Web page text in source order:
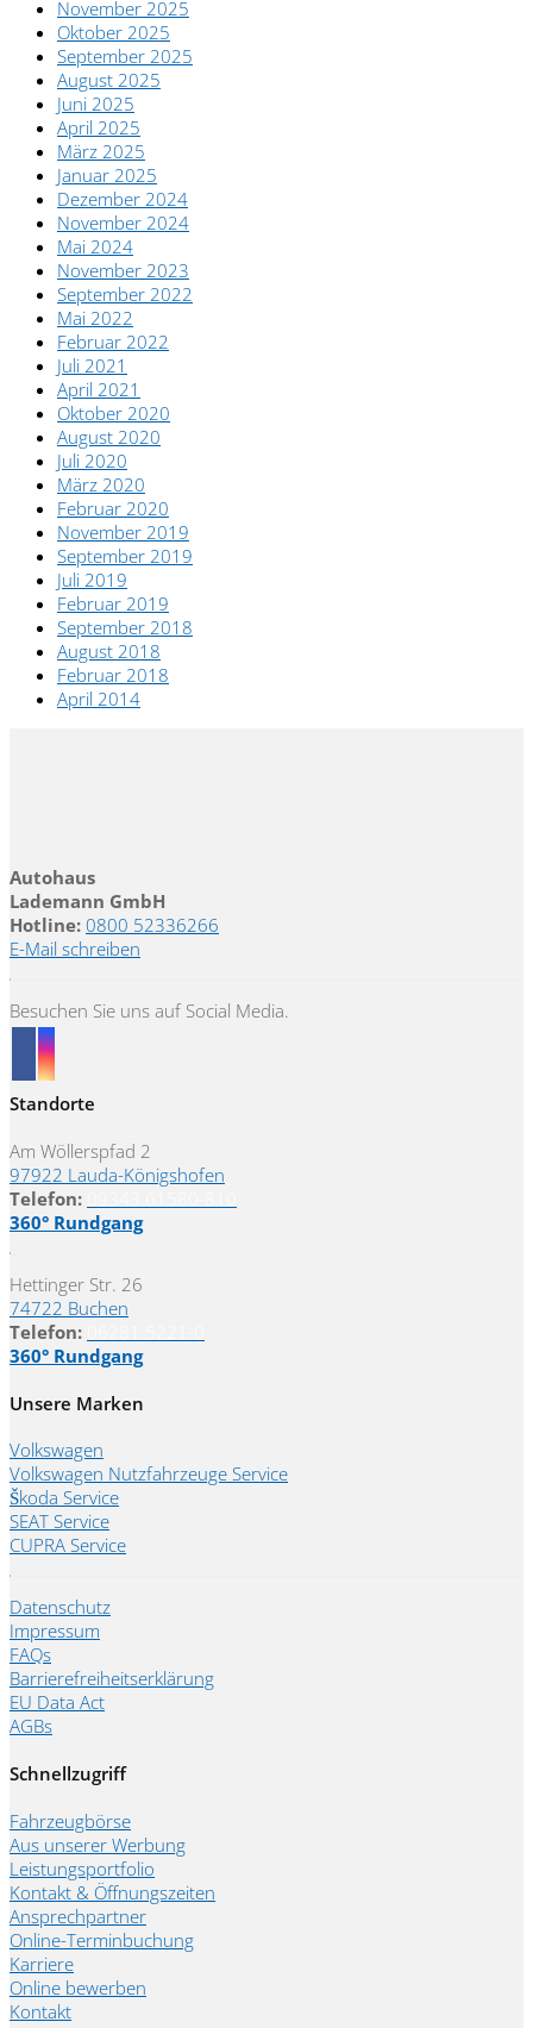
November 2025
Oktober 2025
September 2025
August 2025
Juni 2025
April 2025
März 2025
Januar 2025
Dezember 2024
November 2024
Mai 2024
November 2023
September 2022
Mai 2022
Februar 2022
Juli 2021
April 2021
Oktober 2020
August 2020
Juli 2020
März 2020
Februar 2020
November 2019
September 2019
Juli 2019
Februar 2019
September 2018
August 2018
Februar 2018
April 2014
Autohaus
Lademann GmbH
Hotline: 0800 52336266
E-Mail schreiben
Besuchen Sie uns auf Social Media.
Standorte
Am Wöllerspfad 2
97922 Lauda-Königshofen
Telefon:
360° Rundgang
Hettinger Str. 26
74722 Buchen
Telefon:
360° Rundgang
Unsere Marken
Volkswagen
Volkswagen Nutzfahrzeuge Service
Škoda Service
SEAT Service
CUPRA Service
Datenschutz
Impressum
FAQs
Barrierefreiheitserklärung
EU Data Act
AGBs
Schnellzugriff
Fahrzeugbörse
Aus unserer Werbung
Leistungsportfolio
Kontakt & Öffnungszeiten
Ansprechpartner
Online-Terminbuchung
Karriere
Online bewerben
Kontakt